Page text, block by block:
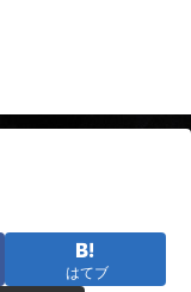
はてブ